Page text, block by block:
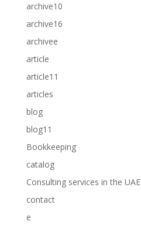
archive10
archive16
archivee
article
article11
articles
blog
blog11
Bookkeeping
catalog
Consulting services in the UAE
contact
e